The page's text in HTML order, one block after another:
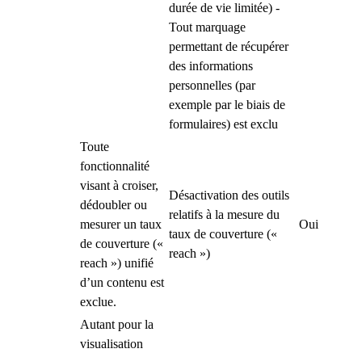
durée de vie limitée) -
Tout marquage
permettant de récupérer
des informations
personnelles (par
exemple par le biais de
formulaires) est exclu
Toute
fonctionnalité
visant à croiser,
dédoubler ou
mesurer un taux
de couverture («
reach ») unifié
d’un contenu est
exclue.
Désactivation des outils
relatifs à la mesure du
taux de couverture («
reach »)
Oui
Autant pour la
visualisation